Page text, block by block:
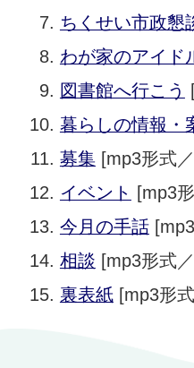
ちくせい市政懇
わが家のアイド
図書館へ行こう
暮らしの情報・
募集 [mp3形式
イベント
[mp3
今月の手話
相談 [mp3形式
裏表紙[mp3形